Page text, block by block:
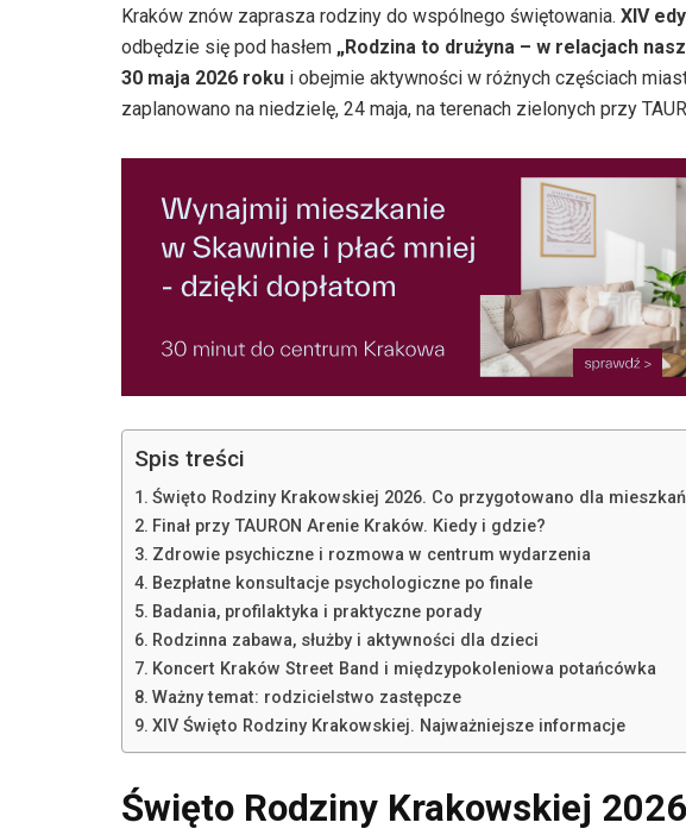
Kraków znów zaprasza rodziny do wspólnego świętowania. XIV
odbędzie się pod hasłem „Rodzina to drużyna – w relacjach
30 maja 2026 roku i obejmie aktywności w różnych częściach
zaplanowano na niedzielę, 24 maja, na terenach zielonych przy
Spis treści
Święto Rodziny Krakowskiej 2026. Co przygotowano dla
Finał przy TAURON Arenie Kraków. Kiedy i gdzie?
Zdrowie psychiczne i rozmowa w centrum wydarzenia
Bezpłatne konsultacje psychologiczne po finale
Badania, profilaktyka i praktyczne porady
Rodzinna zabawa, służby i aktywności dla dzieci
Koncert Kraków Street Band i międzypokoleniowa potańcówka
Ważny temat: rodzicielstwo zastępcze
XIV Święto Rodziny Krakowskiej. Najważniejsze informacje
Święto Rodziny Krakowskiej